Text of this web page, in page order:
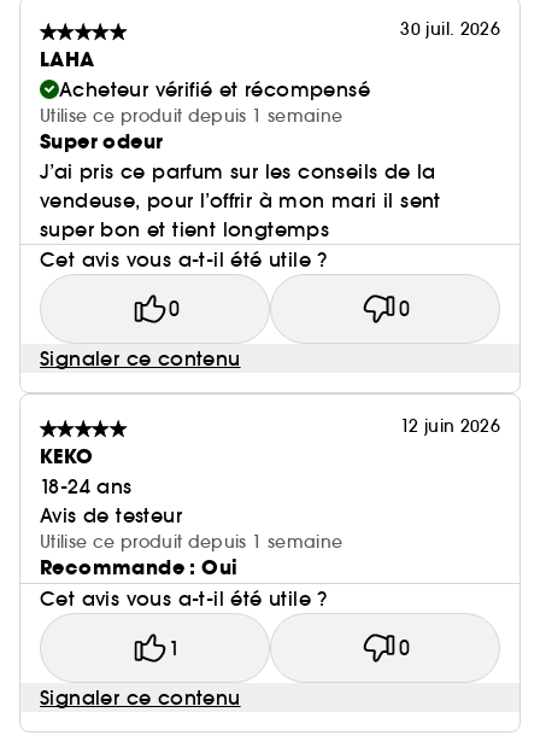
30 juil. 2026
LAHA
Acheteur vérifié et récompensé
Utilise ce produit depuis 1 semaine
Super odeur
J’ai pris ce parfum sur les conseils de la
vendeuse, pour l’offrir à mon mari il sent
super bon et tient longtemps
Cet avis vous a-t-il été utile ?
0 0
Signaler ce contenu
12 juin 2026
KEKO
18-24 ans
Avis de testeur
Utilise ce produit depuis 1 semaine
Recommande : Oui
Cet avis vous a-t-il été utile ?
1 0
Signaler ce contenu